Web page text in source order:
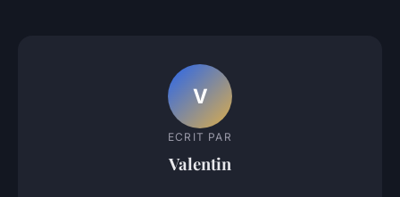
V
ECRIT PAR
Valentin